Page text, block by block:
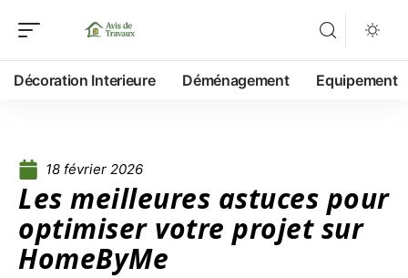
Décoration Interieure Déménagement Equipement
18 février 2026
Les meilleures astuces pour
optimiser votre projet sur
HomeByMe